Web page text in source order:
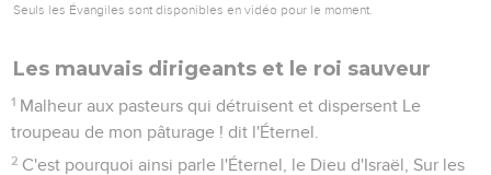
Seuls les Évangiles sont disponibles en vidéo pour le moment.
Les mauvais dirigeants et le roi sauveur
1 Malheur aux pasteurs qui détruisent et dispersent Le
troupeau de mon pâturage ! dit l'Éternel.
2 C'est pourquoi ainsi parle l'Éternel, le Dieu d'Israël, Sur les